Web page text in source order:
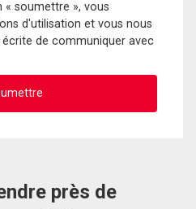
« soumettre », vous
d'utilisation et vous nous
de communiquer avec
près de